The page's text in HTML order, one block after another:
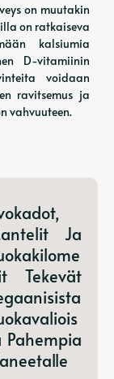
on muutakin
on ratkaiseva
kalsiumia
D-vitamiinin
voidaan
ravitsemus ja
vahvuuteen.
Ja
Tekevät
Pahempia